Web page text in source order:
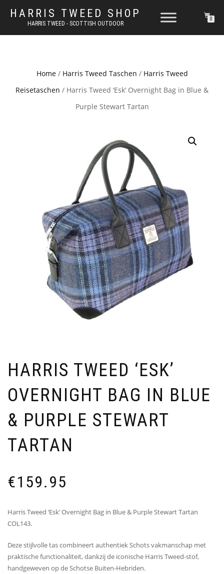
HARRIS TWEED SHOP
HARRIS TWEED - SCOTTISH OUTDOOR
0
Home/ Harris Tweed Taschen / Harris Tweed
Reisetaschen / Harris Tweed ‘Esk’ Overnight Bag in Blue &
Purple Stewart Tartan
HARRIS TWEED ‘ESK’
OVERNIGHT BAG IN BLUE
& PURPLE STEWART
TARTAN
€159.95
Harris Tweed ‘Esk’ Overnight Bag in Blue & Purple Stewart Tartan
COL143.
Deze stijlvolle tas combineert authentiek Schots vakmanschap met
praktische functionaliteit, dankzij de iconische Harris Tweed-stof,
handgeweven op de Schotse Buiten-Hebriden.